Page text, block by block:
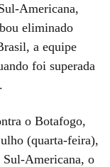
Americana,
eliminado
a equipe
foi superada
o Botafogo,
(quarta-feira),
Americana, o